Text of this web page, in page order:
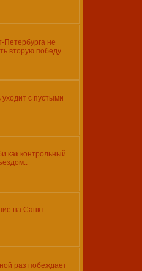
Петербурга не
вторую победу
с пустыми
как контрольный
на Санкт-
раз побеждает